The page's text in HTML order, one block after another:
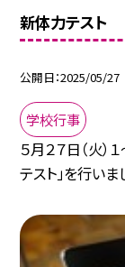
新体力テスト
公開日 2025/05/27
学校行事
５月２７日（火
テスト」を行いま